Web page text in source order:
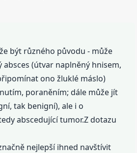
být různého původu - může
absces (útvar naplněný hnisem,
ono žluklé máslo)
poraněním; dále může jít
tak benigní), ale i o
abscedující tumor.Z dotazu
nejlepší ihned navštívit